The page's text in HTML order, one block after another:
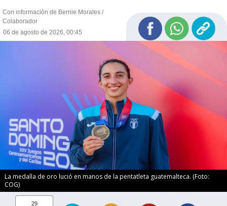
Con información de Bernie Morales /
Colaborador
06 de agosto de 2026, 00:45
La medalla de oro lució en manos de la pentatleta guatemalteca. (Foto:
COG)
29